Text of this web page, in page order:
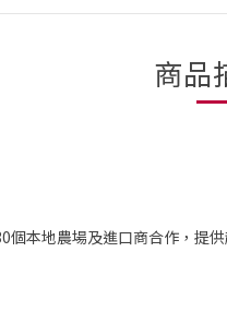
商品
本地農場及進口商合作，提